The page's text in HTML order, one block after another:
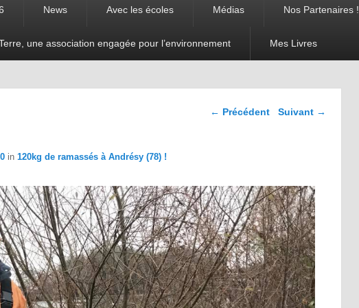
News Avec les écoles Médias Nos Partenaires !
une association engagée pour l’environnement Mes Livres
Navigation dans les
← Précédent Suivant →
in 120kg de ramassés à Andrésy (78) !